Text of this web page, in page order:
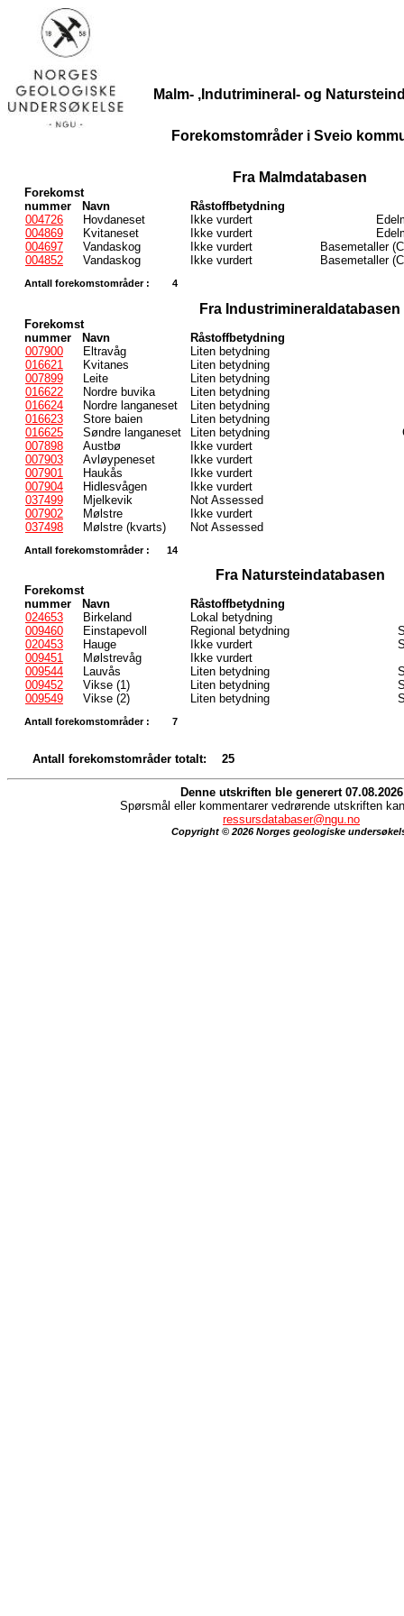
Malm- ,Indutrimineral- og
Forekomstområder i Sveio
Fra Malmdatabasen
Forekomst
nummer
Navn
Råstoffbetydning
004726
Hovdaneset Ikke vurdert
004869
Kvitaneset Ikke vurdert
004697
Vandaskog Ikke vurdert
Basemetaller
004852
Vandaskog Ikke vurdert Basemetaller
Antall forekomstområder : 4
Fra Industrimineraldatabasen
Forekomst
nummer
Navn
Råstoffbetydning
007900
Eltravåg
Liten betydning
016621
Kvitanes
Liten betydning
007899
Leite
Liten betydning
016622
Nordre buvika
Liten betydning
016624
Nordre langaneset
Liten betydning
016623
Store baien
Liten betydning
016625
Søndre langaneset Liten betydning
007898
Austbø
Ikke vurdert
007903
Avløypeneset
Ikke vurdert
007901
Haukås
Ikke vurdert
007904
Hidlesvågen
Ikke vurdert
037499
Mjelkevik
Not Assessed
007902
Mølstre
Ikke vurdert
037498
Mølstre (kvarts) Not Assessed
Antall forekomstområder : 14
Fra Natursteindatabasen
Forekomst
nummer
Navn
Råstoffbetydning
024653
Birkeland
Lokal betydning
009460
Einstapevoll Regional betydning
020453
Hauge Ikke vurdert
009451
Mølstrevåg
Ikke vurdert
009544
Lauvås Liten betydning
009452
Vikse (1) Liten betydning
009549
Vikse (2) Liten betydning
Antall forekomstområder : 7
Antall forekomstområder totalt: 25
Denne utskriften ble generert 07.08.2026
Spørsmål eller kommentarer vedrørende utskriften
ressursdatabaser@ngu.no
Copyright © 2026 Norges geologiske